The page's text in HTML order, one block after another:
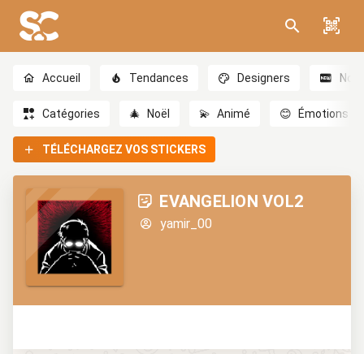
Accueil Tendances Designers
Catégories 🎄 Noël 💫 Animé 😊 Émotions
TÉLÉCHARGEZ VOS STICKERS
EVANGELION VOL2
yamir_00